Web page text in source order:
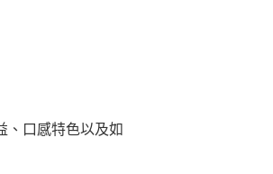
、口感特色以及如